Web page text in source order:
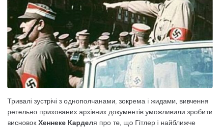
Тривалі зустрічі з однополчанами, зокрема і жидами, вивчення
ретельно прихованих архівних документів уможливили зробити
висновок Хеннеке Карделя про те, що Гітлер і найближче